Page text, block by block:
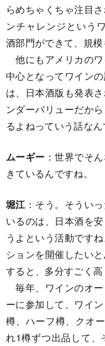
らめちゃくちゃ注目
ンチャレンジという
酒部門ができて、規模
他にもアメリカの
中心となってワイン
は、日本酒版も発表
ンダーバリューだか
るよねっていう話なん
ムーギー ：世界でそ
きているんですね。
堀江：そう。そうい
いるのは、日本酒を
うよという活動です
ションを開催したい
すると、多分すごく高
毎年、ワインのオ
ーに参加して、ワイ
樽、ハーフ樽、クオ
れ1樽ずつ出品して、